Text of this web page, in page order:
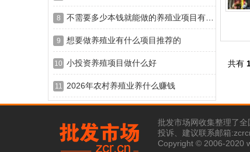
8 不需要多少本钱就能做的养殖业项目有哪些
9 想要做养殖业有什么项目推荐的
10 小投资养殖项目做什么好
11 2026年农村养殖业养什么赚钱
共有
批发市场网收集整理了
投诉、建议联系邮箱
Copyright © 2006-2020